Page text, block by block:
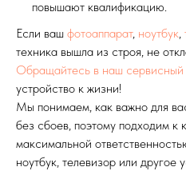
повышают квалификацию.
Если ваш фотоаппарат, ноутбук,
техника вышла из строя, не
Обращайтесь в наш сервисный
устройство к жизни!
Мы понимаем, как важно для
без сбоев, поэтому подходим к
максимальной
ноутбук, телевизор или другое